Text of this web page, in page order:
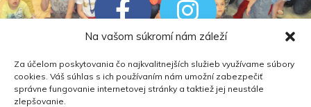
Na vašom súkromí nám záleží
Za účelom poskytovania čo najkvalitnejších služieb využívame súbory
cookies. Váš súhlas s ich používaním nám umožní zabezpečiť
správne fungovanie internetovej stránky a taktiež jej neustále
zlepšovanie.